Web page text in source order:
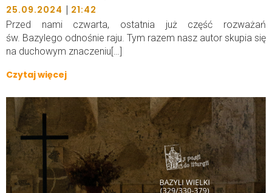
25.09.2024 | 21:42
Przed nami czwarta, ostatnia już część rozważań
św. Bazylego odnośnie raju. Tym razem nasz autor skupia się
na duchowym znaczeniu[…]
Czytaj więcej